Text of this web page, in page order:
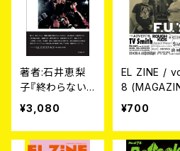
著者:石井恵梨
子『終わらない
ハードコア - SL
ANG KOとKLU
B COUNTER A
CTION』 (BOO
¥3,080
EL ZINE /
8
¥700